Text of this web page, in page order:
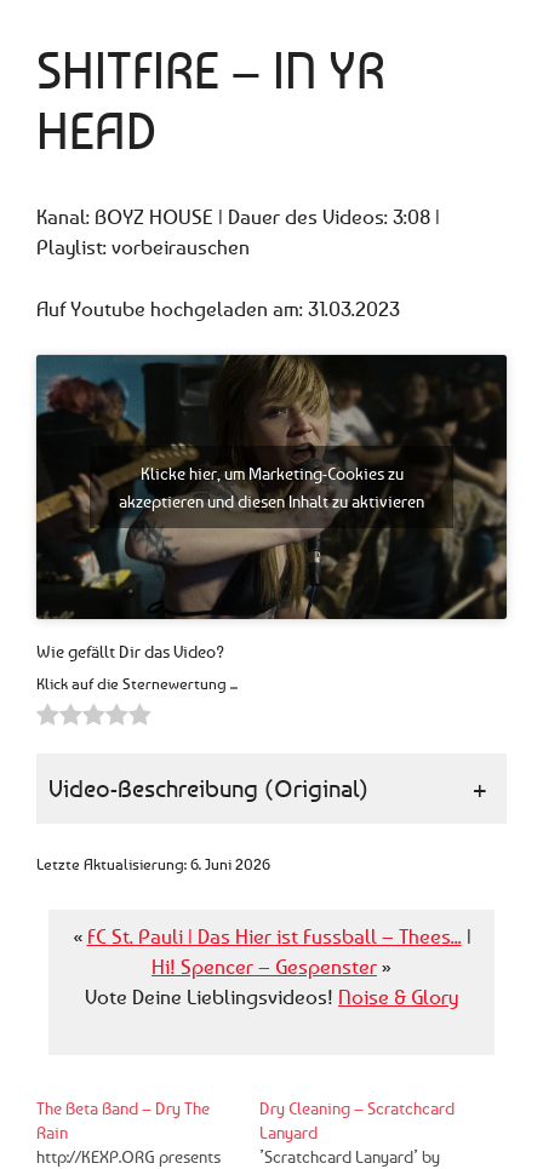
SHITFIRE – IN YR
HEAD
Kanal: BOYZ HOUSE | Dauer des Videos: 3:08 |
Playlist: vorbeirauschen
Auf Youtube hochgeladen am: 31.03.2023
Klicke hier, um Marketing-Cookies zu
akzeptieren und diesen Inhalt zu aktivieren
Wie gefällt Dir das Video?
Klick auf die Sternewertung ...
Video-Beschreibung (Original) +
Letzte Aktualisierung: 6. Juni 2026
« FC St. Pauli | Das Hier ist Fussball – Thees...|
Hi! Spencer – Gespenster »
Vote Deine Lieblingsvideos! Noise & Glory
The Beta Band – Dry The
Rain
http://KEXP.ORG presents
Dry Cleaning – Scratchcard
Lanyard
’Scratchcard Lanyard’ by